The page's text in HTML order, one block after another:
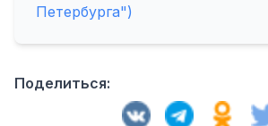
Петербурга")
Поделиться: